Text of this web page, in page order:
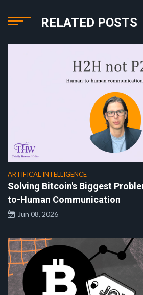
RELATED POSTS
ARTIFICAL INTELLIGENCE
Solving Bitcoin's Biggest
to-Human Communication
Jun 08, 2026